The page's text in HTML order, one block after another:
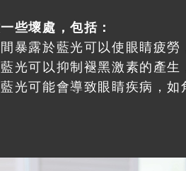
些壞處，包括：
暴露於藍光可以使眼睛疲勞
光可以抑制褪黑激素的產生
光可能會導致眼睛疾病，如